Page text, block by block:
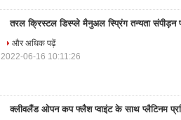
तरल क्रिस्टल डिस्प्ले मैनुअल स्प्रिंग तन्यता संपीड़न
और अधिक पढ़ें
2022-06-16 10:11:26
क्लीवलैंड ओपन कप फ्लैश प्वाइंट के साथ प्लैटिनम